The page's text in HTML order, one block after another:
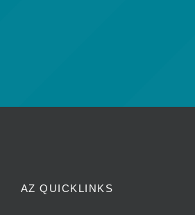
AZ QUICKLINKS